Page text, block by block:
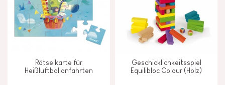
Rätselkarte für
Heißluftballonfahrten
Geschicklichkeitsspiel
Equilibloc Colour (Holz)